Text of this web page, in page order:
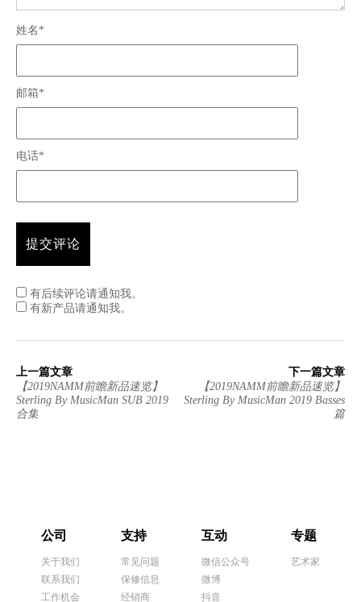
姓名*
邮箱*
电话*
有后续评论请通知我。
有新产品请通知我。
上一篇文章
【2019NAMM前瞻新品速览】
Sterling By MusicMan SUB 2019
合集
下一篇文章
【2019NAMM前瞻新品速览】
Sterling By MusicMan 2019 Basses
篇
公司
关于我们
联系我们
工作机会
支持
常见问题
保修信息
经销商
互动
微信公众号
微博
抖音
专题
艺术家